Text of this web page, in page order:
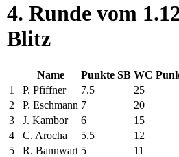
4. Runde vom
Blitz
Name Punkte SB WC
1
P. Pfiffner 7.5
25
2
P. Eschmann 7
20
3
J. Kambor 6
15
4
C. Arocha 5.5
12
5
R. Bannwart 5
11